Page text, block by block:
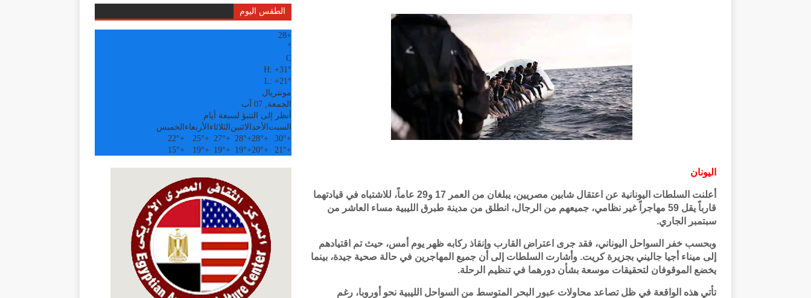
اليونان
أعلنت السلطات اليونانية عن اعتقال شابين مصريين، يبلغان من العمر 17 و29 عاماً، للاشتباه في قيادتهما
قارباً يقل 59 مهاجراً غير نظامي، جميعهم من الرجال، انطلق من مدينة طبرق الليبية مساء العاشر من
سبتمبر الجاري.
وبحسب خفر السواحل اليوناني، فقد جرى اعتراض القارب وإنقاذ ركابه ظهر يوم أمس، حيث تم اقتيادهم
إلى ميناء أجيا جاليني بجزيرة كريت. وأشارت السلطات إلى أن جميع المهاجرين في حالة صحية جيدة، بينما
يخضع الموقوفان لتحقيقات موسعة بشأن دورهما في تنظيم الرحلة.
تأتي هذه الواقعة في ظل تصاعد محاولات عبور البحر المتوسط من السواحل الليبية نحو أوروبا، رغم
الطقس اليوم
+
28
°
C
H: +31°
L: +21°
مونتريال
الجمعة, 07 آب
أنظر إلى التنبؤ لسبعة أيام
السبت الأحد الاثنين الثلاثاء الأربعاء الخميس
+
30°
+
28°
+
28°
+
27°
+
25°
+
22°
+
21°
+
20°
+
19°
+
19°
+
19°
+
15°